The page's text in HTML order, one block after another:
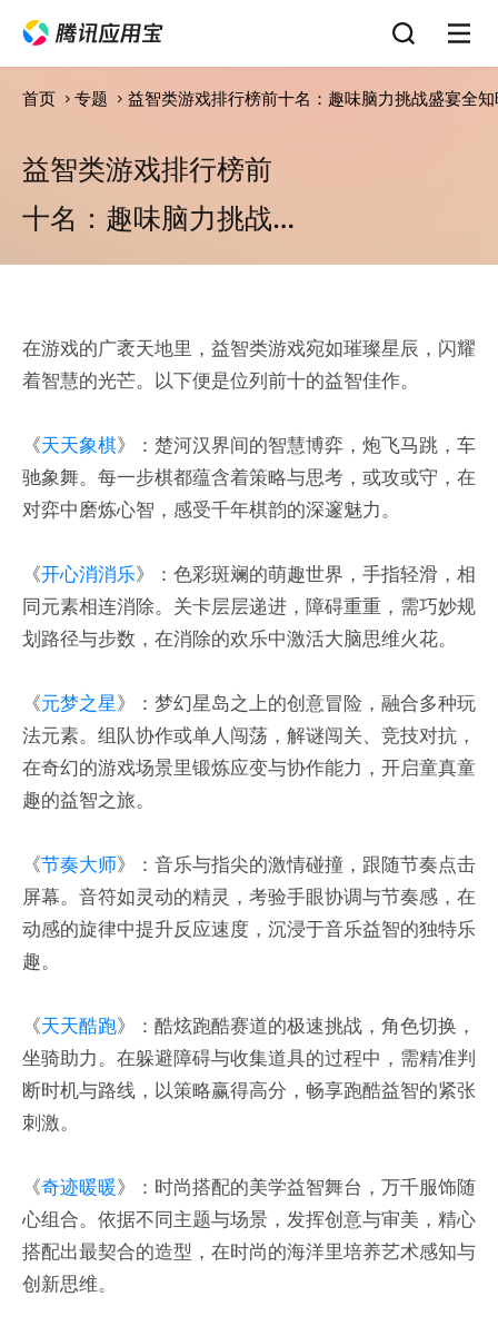
首页 专题 益智类游戏排行榜前十名：趣味脑力挑战盛宴全知
益智类游戏排行榜前
十名：趣味脑力挑战
盛宴全知晓
在游戏的广袤天地里，益智类游戏宛如璀璨星辰，闪耀
着智慧的光芒。以下便是位列前十的益智佳作。
《天天象棋》：楚河汉界间的智慧博弈，炮飞马跳，车
驰象舞。每一步棋都蕴含着策略与思考，或攻或守，在
对弈中磨炼心智，感受千年棋韵的深邃魅力。
《开心消消乐》：色彩斑斓的萌趣世界，手指轻滑，相
同元素相连消除。关卡层层递进，障碍重重，需巧妙规
划路径与步数，在消除的欢乐中激活大脑思维火花。
《元梦之星》：梦幻星岛之上的创意冒险，融合多种玩
法元素。组队协作或单人闯荡，解谜闯关、竞技对抗，
在奇幻的游戏场景里锻炼应变与协作能力，开启童真童
趣的益智之旅。
《节奏大师》：音乐与指尖的激情碰撞，跟随节奏点击
屏幕。音符如灵动的精灵，考验手眼协调与节奏感，在
动感的旋律中提升反应速度，沉浸于音乐益智的独特乐
趣。
《天天酷跑》：酷炫跑酷赛道的极速挑战，角色切换，
坐骑助力。在躲避障碍与收集道具的过程中，需精准判
断时机与路线，以策略赢得高分，畅享跑酷益智的紧张
刺激。
《奇迹暖暖》：时尚搭配的美学益智舞台，万千服饰随
心组合。依据不同主题与场景，发挥创意与审美，精心
搭配出最契合的造型，在时尚的海洋里培养艺术感知与
创新思维。